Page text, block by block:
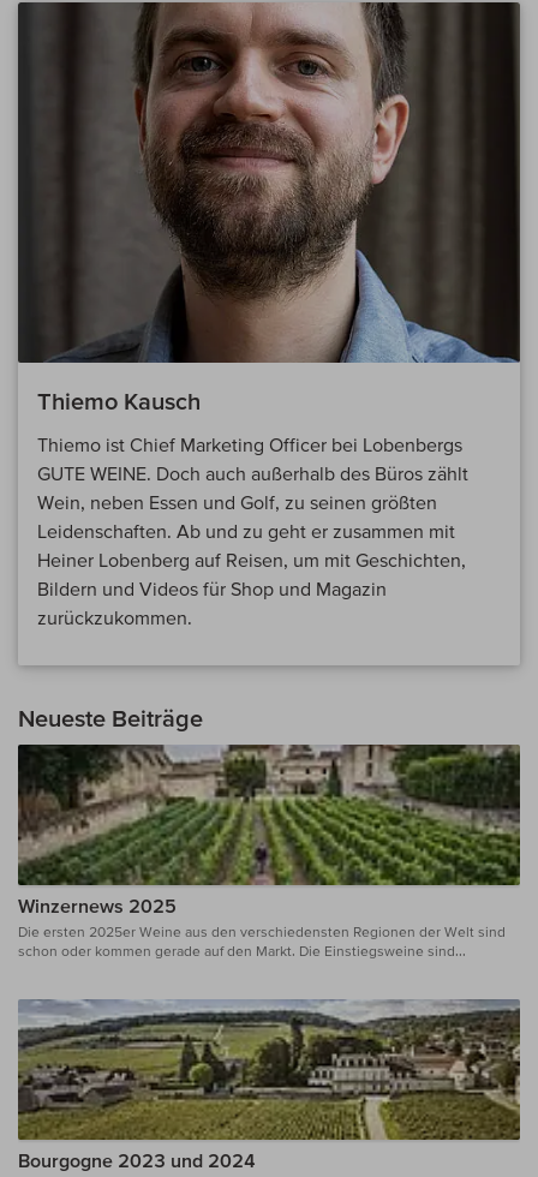
Thiemo Kausch
Thiemo ist Chief Marketing Officer bei Lobenbergs
GUTE WEINE. Doch auch außerhalb des Büros zählt
Wein, neben Essen und Golf, zu seinen größten
Leidenschaften. Ab und zu geht er zusammen mit
Heiner Lobenberg auf Reisen, um mit Geschichten,
Bildern und Videos für Shop und Magazin
zurückzukommen.
Neueste Beiträge
Winzernews 2025
Die ersten 2025er Weine aus den verschiedensten Regionen der Welt sind
schon oder kommen gerade auf den Markt. Die Einstiegsweine sind...
Bourgogne 2023 und 2024